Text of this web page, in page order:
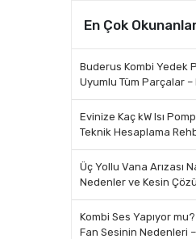
En Çok
Buderus Kombi Yedek
Uyumlu Tüm Parçalar
Evinize Kaç kW Isı
Teknik Hesaplama
Üç Yollu Vana Arızası
Nedenler ve Kesin
Kombi Ses Yapıyor mu?
Fan Sesinin Nedenleri